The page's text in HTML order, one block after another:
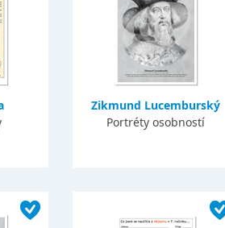
Zikmund Lucemburský
Portréty osobností